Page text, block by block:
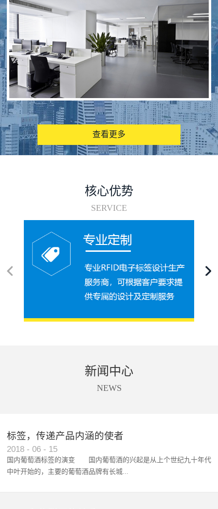
图书馆RFID电子标签管理系统
查看更多
核心优势
SERVICE
新闻中心
NEWS
标签，传递产品内涵的使者
2018 - 06 - 15
国内葡萄酒标签的演变 国内葡萄酒的兴起是从上个世纪九十年代
中叶开始的，主要的葡萄酒品牌有长城...